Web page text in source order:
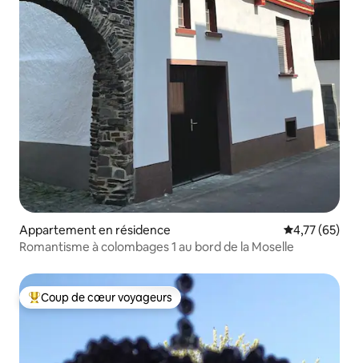
Appartement en résidence Évaluation
4,77 (65)
Romantisme à colombages 1 au bord de la Moselle
Coups de cœur voyageurs les plus appréciés
Coup de cœur voyageurs